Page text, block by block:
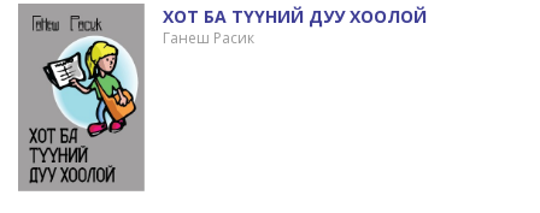
ХОТ БА ТҮҮНИЙ ДУУ ХООЛОЙ
Ганеш Расик